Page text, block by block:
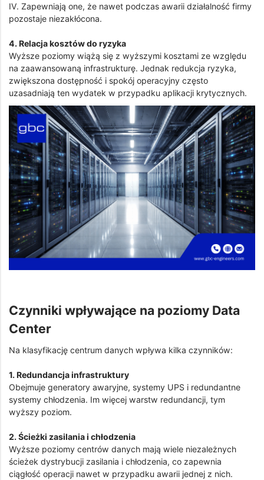
IV. Zapewniają one, że nawet podczas awarii działalność firmy
pozostaje niezakłócona.
4. Relacja kosztów do ryzyka
Wyższe poziomy wiążą się z wyższymi kosztami ze względu
na zaawansowaną infrastrukturę. Jednak redukcja ryzyka,
zwiększona dostępność i spokój operacyjny często
uzasadniają ten wydatek w przypadku aplikacji krytycznych.
Czynniki wpływające na poziomy Data
Center
Na klasyfikację centrum danych wpływa kilka czynników:
1. Redundancja infrastruktury
Obejmuje generatory awaryjne, systemy UPS i redundantne
systemy chłodzenia. Im więcej warstw redundancji, tym
wyższy poziom.
2. Ścieżki zasilania i chłodzenia
Wyższe poziomy centrów danych mają wiele niezależnych
ścieżek dystrybucji zasilania i chłodzenia, co zapewnia
ciągłość operacji nawet w przypadku awarii jednej z nich.